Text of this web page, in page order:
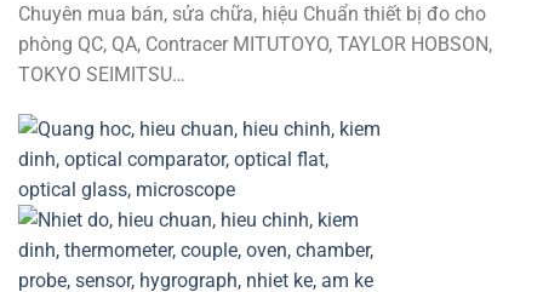
Chuyên mua bán, sửa chữa, hiệu Chuẩn thiết bị đo cho
phòng QC, QA, Contracer MITUTOYO, TAYLOR HOBSON,
TOKYO SEIMITSU…